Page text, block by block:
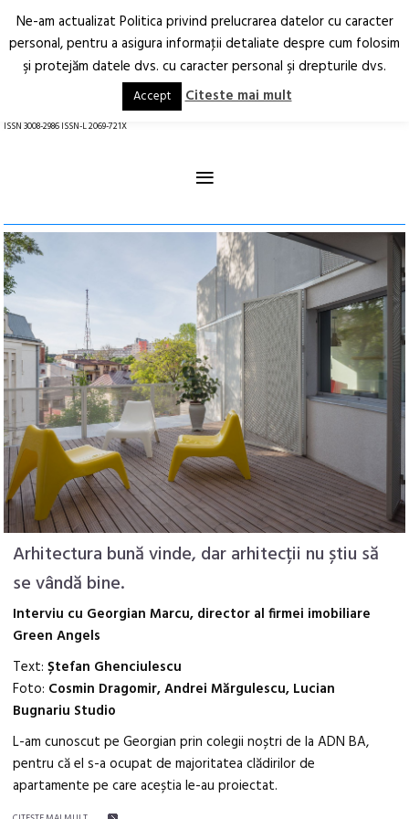
Arhitectură.
Oraș.
RO EN
ISSN 3008-2986 ISSN-L 2069-721X
≡
Arhitectura bună vinde, dar arhitecții nu știu să
se vândă bine.
Interviu cu Georgian Marcu, director al firmei imobiliare
Green Angels
Text:Ștefan Ghenciulescu
Foto: Cosmin Dragomir, Andrei Mărgulescu, Lucian
Bugnariu Studio
L-am cunoscut pe Georgian prin colegii noștri de la ADN BA,
pentru că el s-a ocupat de majoritatea clădirilor de
apartamente pe care aceștia le-au proiectat.
Ne-am actualizat Politica privind prelucrarea datelor cu caracter
personal, pentru a asigura informaţii detaliate despre cum folosim
şi protejăm datele dvs. cu caracter personal şi drepturile dvs.
Accept Citeste mai mult